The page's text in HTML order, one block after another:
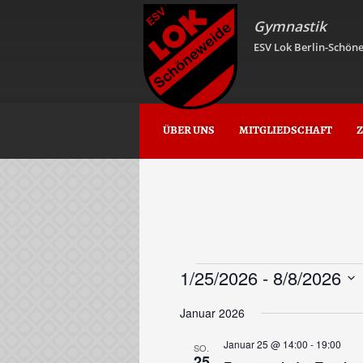
Gymnastik
ESV Lok Berlin-
ÜBER UNS MITGLIEDSCHAFT
Veranstaltungen
1/25/2026 - 8/8/2026
wählen.
Januar 2026
SO. Januar 25 @ 14:00 - 19:00